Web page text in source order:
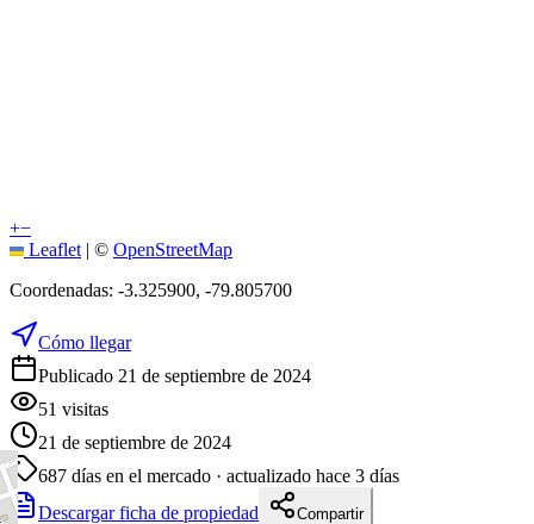
+−
Leaflet | © OpenStreetMap
Coordenadas: -3.325900, -79.805700
Cómo llegar
Publicado 21 de septiembre de 2024
51 visitas
21 de septiembre de 2024
687 días en el mercado · actualizado hace 3 días
Descargar ficha de propiedad
Compartir